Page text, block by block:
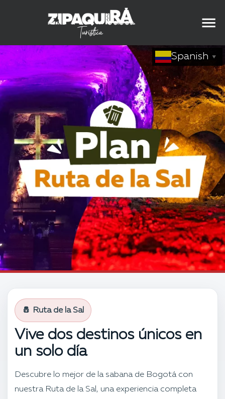
Spanish ▼
🧂 Ruta de la Sal
Vive dos destinos únicos en
un solo día
Descubre lo mejor de la sabana de Bogotá con
nuestra Ruta de la Sal, una experiencia completa